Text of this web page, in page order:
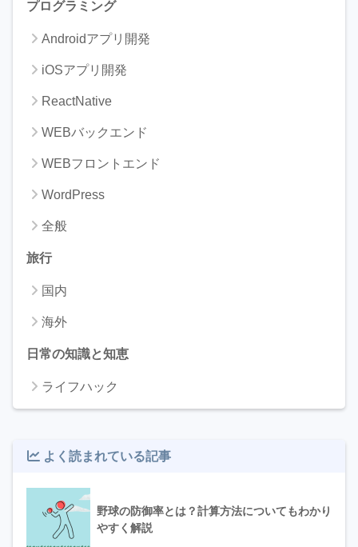
プログラミング
Androidアプリ開発
iOSアプリ開発
ReactNative
WEBバックエンド
WEBフロントエンド
WordPress
全般
旅行
国内
海外
日常の知識と知恵
ライフハック
よく読まれている記事
野球の防御率とは？計算方法についてもわかり
やすく解説